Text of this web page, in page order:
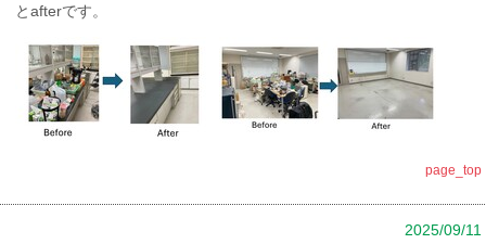
とafterです。
page_top
2025/09/11